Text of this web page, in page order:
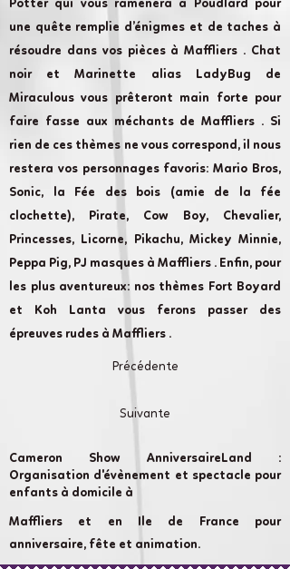
Potter qui vous ramènera à Poudlard pour
une quête remplie d’énigmes et de taches à
résoudre dans vos pièces à Maffliers . Chat
noir et Marinette alias LadyBug de
Miraculous vous prêteront main forte pour
faire fasse aux méchants de Maffliers . Si
rien de ces thèmes ne vous correspond, il nous
restera vos personnages favoris: Mario Bros,
Sonic, la Fée des bois (amie de la fée
clochette), Pirate, Cow Boy, Chevalier,
Princesses, Licorne, Pikachu, Mickey Minnie,
Peppa Pig, PJ masques à Maffliers . Enfin, pour
les plus aventureux: nos thèmes Fort Boyard
et Koh Lanta vous ferons passer des
épreuves rudes à Maffliers .
Précédente
Suivante
Cameron Show AnniversaireLand :
Organisation d'évènement et spectacle pour
enfants à domicile à
Maffliers et en Ile de France pour
anniversaire, fête et animation.